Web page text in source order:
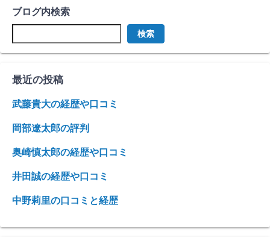
ブログ内検索
検索
最近の投稿
武藤貴大の経歴や口コミ
岡部遼太郎の評判
奥崎慎太郎の経歴や口コミ
井田誠の経歴や口コミ
中野莉里の口コミと経歴